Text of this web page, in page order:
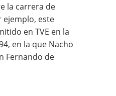
la carrera de
ejemplo, este
en TVE en la
en la que Nacho
Fernando de